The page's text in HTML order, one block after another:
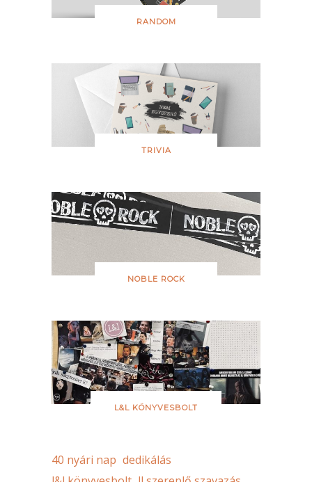
RANDOM
TRIVIA
NOBLE ROCK
L&L KÖNYVESBOLT
40 nyári nap dedikálás